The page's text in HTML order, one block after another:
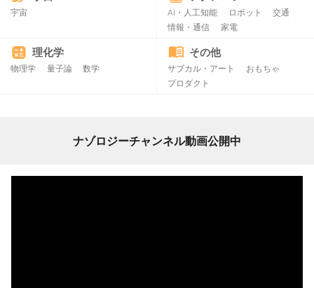
宇宙 AI・人工知能 ロボット
交通
情報・通信
家電
理化学
物理学 量子論 数学
その他
サブカル・アート
おもちゃ
プロダクト
ナゾロジーチャンネル動画公開中